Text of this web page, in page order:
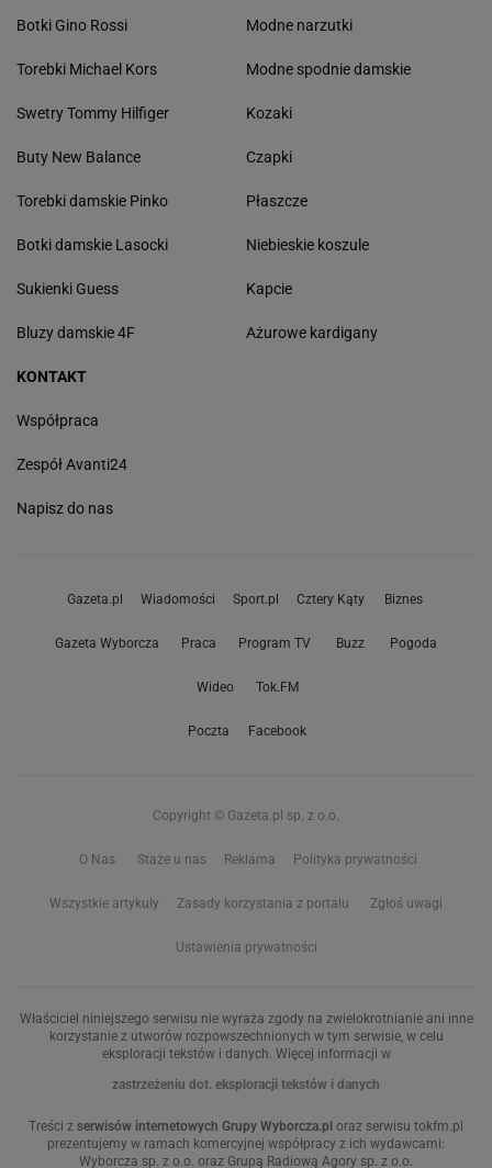
Botki Gino Rossi
Torebki Michael Kors
Swetry Tommy Hilfiger
Buty New Balance
Torebki damskie Pinko
Botki damskie Lasocki
Sukienki Guess
Bluzy damskie 4F
Modne narzutki
Modne spodnie damskie
Kozaki
Czapki
Płaszcze
Niebieskie koszule
Kapcie
Ażurowe kardigany
KONTAKT
Współpraca
Zespół Avanti24
Napisz do nas
Gazeta.pl Wiadomości Sport.pl Cztery Kąty Biznes
Gazeta Wyborcza Praca Program TV Buzz Pogoda
Wideo Tok.FM
Poczta Facebook
Copyright © Gazeta.pl sp. z o.o.
O Nas Staże u nas Reklama Polityka prywatności
Wszystkie artykuły Zasady korzystania z portalu Zgłoś uwagi
Ustawienia prywatności
Właściciel niniejszego serwisu nie wyraża zgody na zwielokrotnianie ani inne
korzystanie z utworów rozpowszechnionych w tym serwisie, w celu
eksploracji tekstów i danych. Więcej informacji w
zastrzeżeniu dot. eksploracji tekstów i danych
Treści z serwisów internetowych Grupy Wyborcza.pl oraz serwisu tokfm.pl
prezentujemy w ramach komercyjnej współpracy z ich wydawcami:
Wyborcza sp. z o.o. oraz Grupą Radiową Agory sp. z o.o.